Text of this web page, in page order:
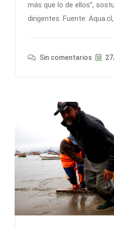
más que lo de ellos”,
dirigentes. Fuente:
Sin comentarios